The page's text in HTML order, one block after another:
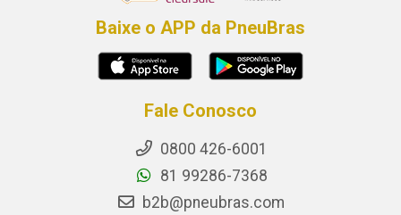
Baixe o APP da PneuBras
Fale Conosco
0800 426-6001
81 99286-7368
b2b@pneubras.com